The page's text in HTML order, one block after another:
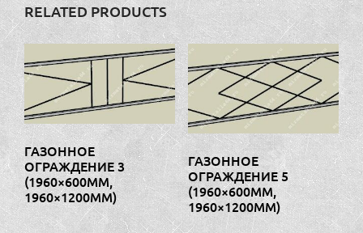
RELATED PRODUCTS
ГАЗОННОЕ
ОГРАЖДЕНИЕ 3
(1960×600ММ,
1960×1200ММ)
ГАЗОННОЕ
ОГРАЖДЕНИЕ 5
(1960×600ММ,
1960×1200ММ)